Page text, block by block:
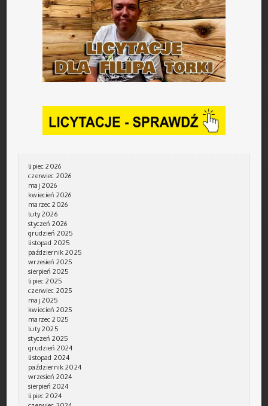
lipiec 2026
czerwiec 2026
maj 2026
kwiecień 2026
marzec 2026
luty 2026
styczeń 2026
grudzień 2025
listopad 2025
październik 2025
wrzesień 2025
sierpień 2025
lipiec 2025
czerwiec 2025
maj 2025
kwiecień 2025
marzec 2025
luty 2025
styczeń 2025
grudzień 2024
listopad 2024
październik 2024
wrzesień 2024
sierpień 2024
lipiec 2024